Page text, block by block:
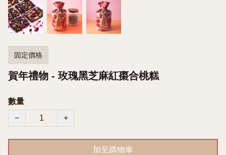
固定價格
賀年禮物 - 玫瑰黑芝麻紅棗合桃糕
數量
−
+
加至購物車